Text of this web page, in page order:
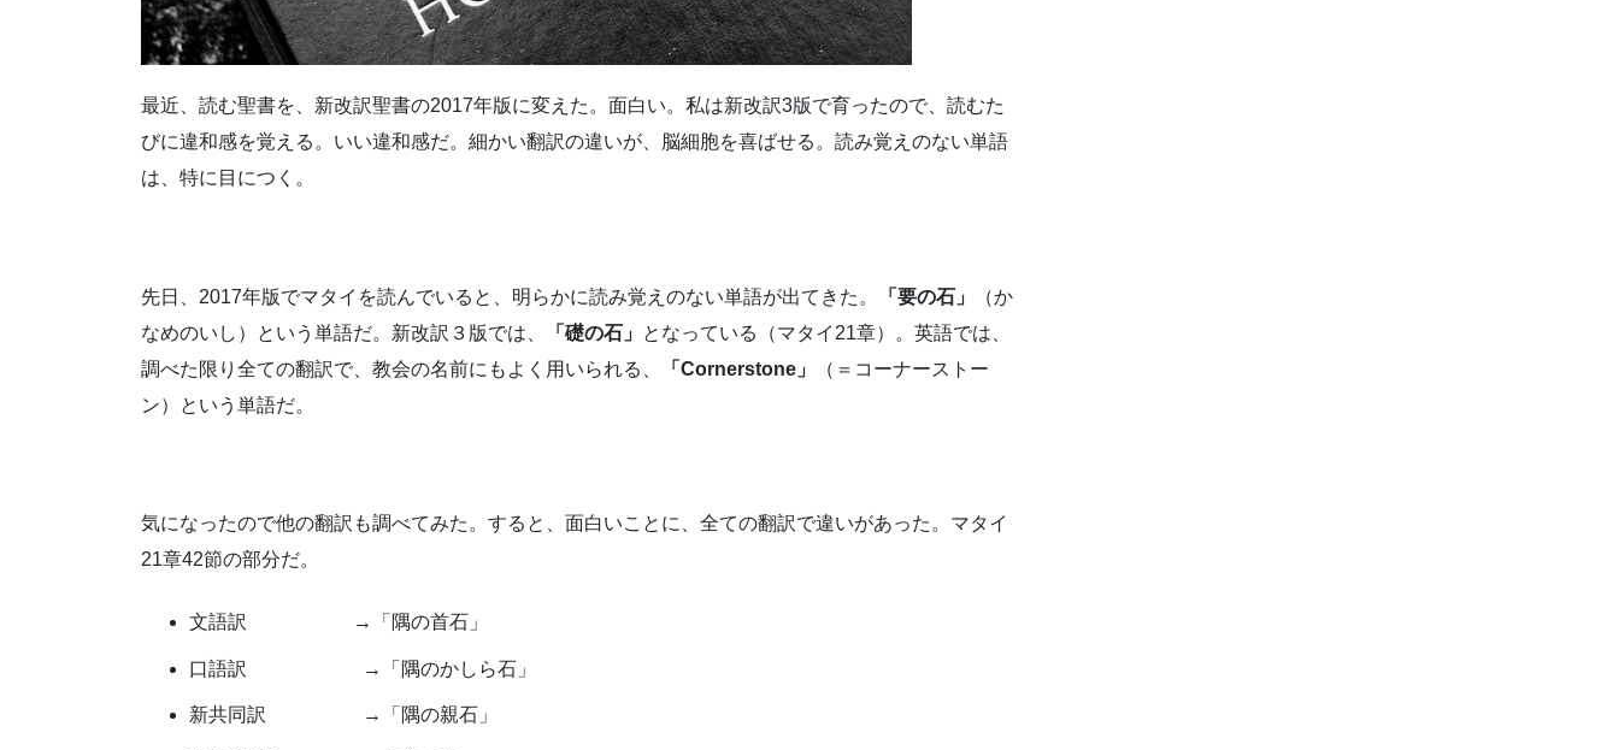
最近、読む聖書を、新改訳聖書の2017年版に変えた。面白い。私は新改訳3版で育ったので、読むた
びに違和感を覚える。いい違和感だ。細かい翻訳の違いが、脳細胞を喜ばせる。読み覚えのない単語
は、特に目につく。
先日、2017年版でマタイを読んでいると、明らかに読み覚えのない単語が出てきた。 「要の石」
（か
なめのいし）という単語だ。新改訳３版では、
「礎の石」 となっている（マタイ21章）。英語では、
調べた限り全ての翻訳で、教会の名前にもよく用いられる、
「Cornerstone」
（＝コーナーストー
ン）という単語だ。
気になったので他の翻訳も調べてみた。すると、面白いことに、全ての翻訳で違いがあった。マタイ
21章42節の部分だ。
文語訳 →「隅の首石」
口語訳 →「隅のかしら石」
新共同訳 →「隅の親石」